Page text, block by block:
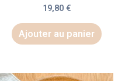
19,80 €
Ajouter au panier